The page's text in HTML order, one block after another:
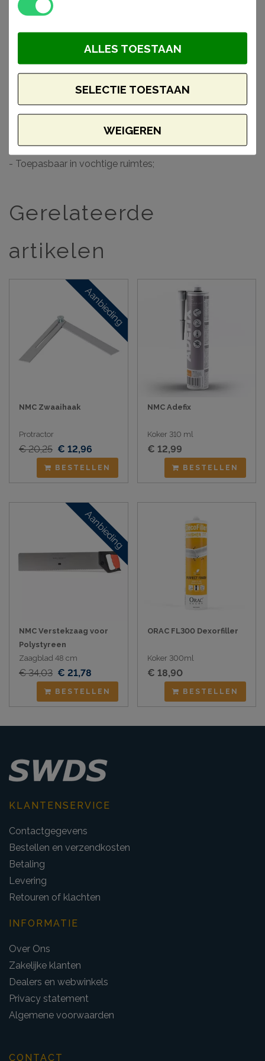
voornamelijk als plafondlijst aan het plafond gebruikt in
verband met de stootvastheid van het materiaal.
Let op: In tegenstelling tot bijna alle plafondlijsten uit de
Waarom een Nomastyl Plus plafondlijst?
- Makkelijk verwerkbaar;
- Toepasbaar in vochtige ruimtes;
Gerelateerde
artikelen
Aanbieding
NMC Zwaaihaak
Protractor
€ 20,25 € 12,96
BESTELLEN
NMC Adefix
Koker 310 ml
€ 12,99
BESTELLEN
Aanbieding
NMC Verstekzaag voor
Polystyreen
Zaagblad 48 cm
€ 34,03 € 21,78
BESTELLEN
ORAC FL300 Dexorfiller
Koker 300ml
€ 18,90
BESTELLEN
KLANTENSERVICE
Contactgegevens
Bestellen en verzendkosten
Betaling
Levering
Retouren of klachten
INFORMATIE
Over Ons
Zakelijke klanten
Dealers en webwinkels
Privacy statement
Algemene voorwaarden
CONTACT
WEIGEREN
SELECTIE TOESTAAN
ALLES TOESTAAN